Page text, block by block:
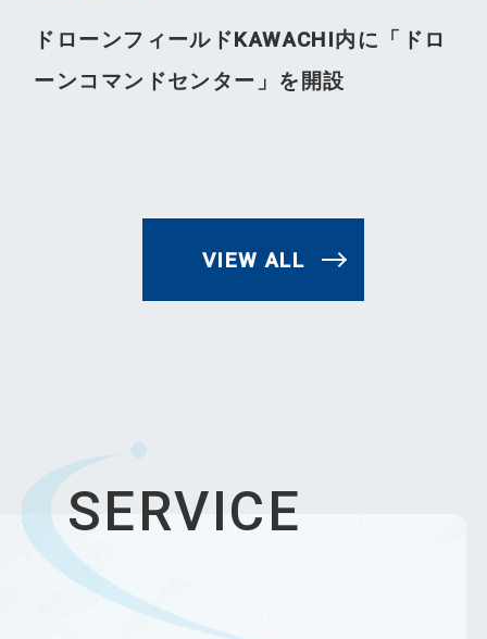
ドローンフィールドKAWACHI内に「ドロ
ーンコマンドセンター」を開設
VIEW ALL
SERVICE